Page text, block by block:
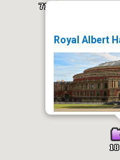
Royal Albert